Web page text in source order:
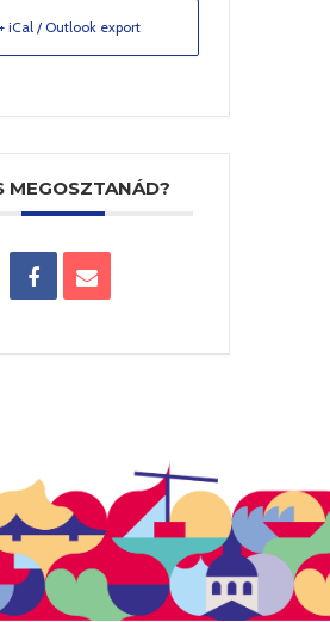
+ iCal / Outlook export
MEGOSZTANÁD?